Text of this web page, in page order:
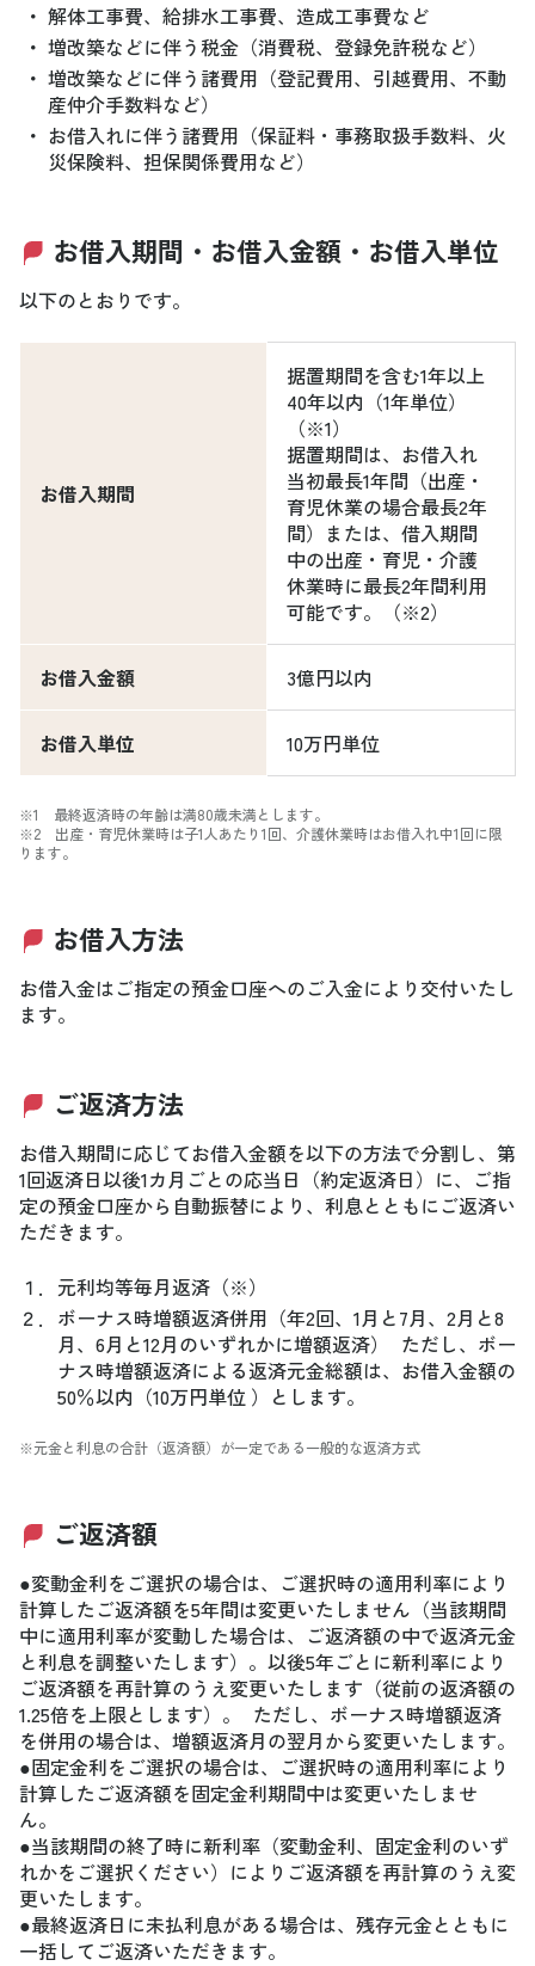
・ 解体工事費、給排水工事費、造成工事費など
・ 増改築などに伴う税金（消費税、登録免許税など）
・ 増改築などに伴う諸費用（登記費用、引越費用、不動
産仲介手数料など）
・ お借入れに伴う諸費用（保証料・事務取扱手数料、火
災保険料、担保関係費用など）
お借入期間・お借入金額・お借入単位
以下のとおりです。
お借入期間
据置期間を含む1年以上
40年以内（1年単位）
（※1）
据置期間は、お借入れ
当初最長1年間（出産・
育児休業の場合最長2年
間）または、借入期間
中の出産・育児・介護
休業時に最長2年間利用
可能です。（※2）
お借入金額 3億円以内
お借入単位 10万円単位
※1 最終返済時の年齢は満80歳未満とします。
※2 出産・育児休業時は子1人あたり1回、介護休業時はお借入れ中1回に限
ります。
お借入方法
お借入金はご指定の預金口座へのご入金により交付いたし
ます。
ご返済方法
お借入期間に応じてお借入金額を以下の方法で分割し、第
1回返済日以後1カ月ごとの応当日（約定返済日）に、ご指
定の預金口座から自動振替により、利息とともにご返済い
ただきます。
１． 元利均等毎月返済（※）
２． ボーナス時増額返済併用（年2回、1月と7月、2月と8
月、6月と12月のいずれかに増額返済） ただし、ボー
ナス時増額返済による返済元金総額は、お借入金額の
50％以内（10万円単位 ）とします。
※元金と利息の合計（返済額）が一定である一般的な返済方式
ご返済額
●変動金利をご選択の場合は、ご選択時の適用利率により
計算したご返済額を5年間は変更いたしません（当該期間
中に適用利率が変動した場合は、ご返済額の中で返済元金
と利息を調整いたします）。以後5年ごとに新利率により
ご返済額を再計算のうえ変更いたします（従前の返済額の
1.25倍を上限とします）。 ただし、ボーナス時増額返済
を併用の場合は、増額返済月の翌月から変更いたします。
●固定金利をご選択の場合は、ご選択時の適用利率により
計算したご返済額を固定金利期間中は変更いたしませ
ん。
●当該期間の終了時に新利率（変動金利、固定金利のいず
れかをご選択ください）によりご返済額を再計算のうえ変
更いたします。
●最終返済日に未払利息がある場合は、残存元金とともに
一括してご返済いただきます。